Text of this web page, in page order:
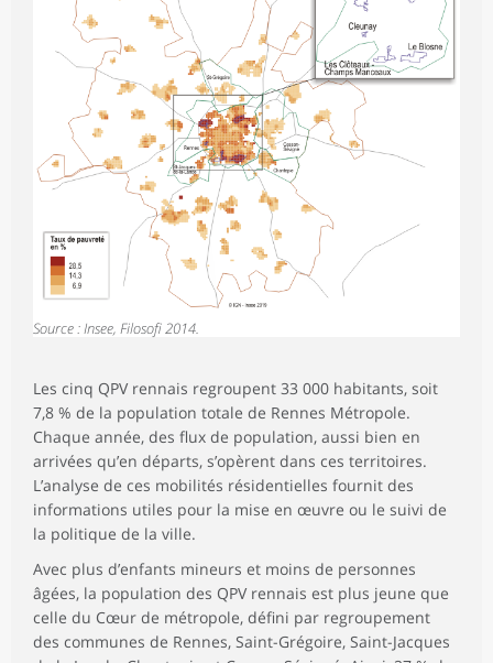
Source : Insee, Filosofi 2014.
Les cinq QPV rennais regroupent 33 000 habitants, soit
7,8 % de la population totale de Rennes Métropole.
Chaque année, des flux de population, aussi bien en
arrivées qu’en départs, s’opèrent dans ces territoires.
L’analyse de ces mobilités résidentielles fournit des
informations utiles pour la mise en œuvre ou le suivi de
la politique de la ville.
Avec plus d’enfants mineurs et moins de personnes
âgées, la population des QPV rennais est plus jeune que
celle du Cœur de métropole, défini par regroupement
des communes de Rennes, Saint-Grégoire, Saint-Jacques